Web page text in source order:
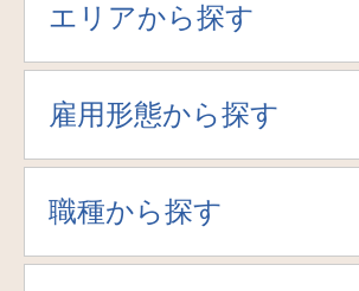
エリアから探す
雇用形態から探す
職種から探す